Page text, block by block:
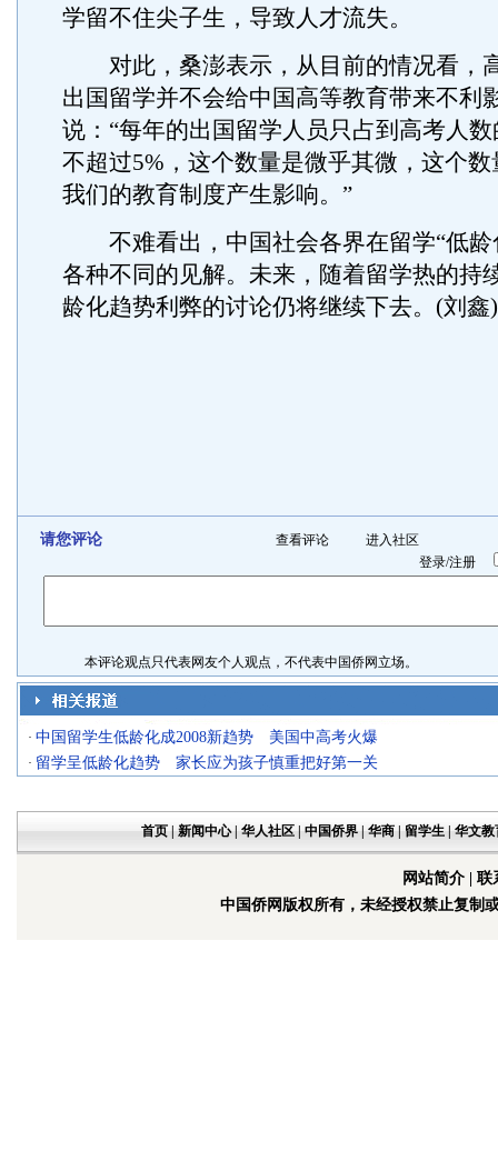
学留不住尖子生，导致人才流失。
对此，桑澎表示，从目前的情况看，
出国留学并不会给中国高等教育带来不利
说：“每年的出国留学人员只占到高考人
不超过5%，这个数量是微乎其微，这个
我们的教育制度产生影响。”
不难看出，中国社会各界在留学“低龄
各种不同的见解。未来，随着留学热的持
龄化趋势利弊的讨论仍将继续下去。(刘鑫)
请您评论 查看评论
进入社区
登录/注册
本评论观点只代表网友个人观点，不代表中国侨网立场。
· 中国留学生低龄化成2008新趋势 美国中高考火爆
· 留学呈低龄化趋势 家长应为孩子慎重把好第一关
首页| 新闻中心| 华人社区| 中国侨界| 华商| 留学生| 华文教
网站简介| 联
中国侨网版权所有，未经授权禁止复制